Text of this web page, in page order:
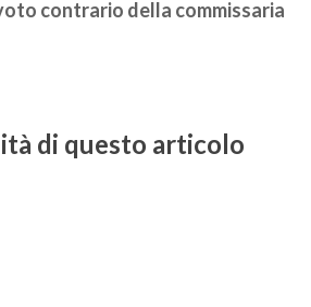
contrario della commissaria
di questo articolo